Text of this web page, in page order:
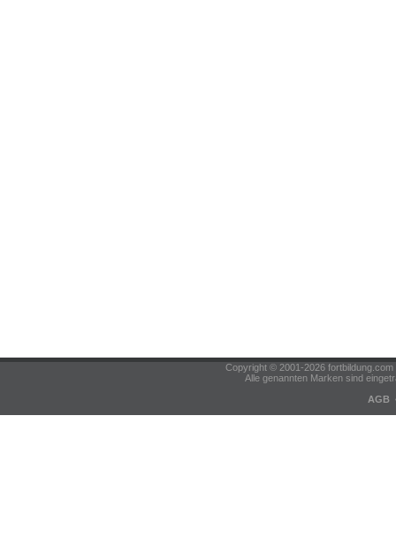
Copyright © 2001-2026
Alle genannten Marken sind
AGB